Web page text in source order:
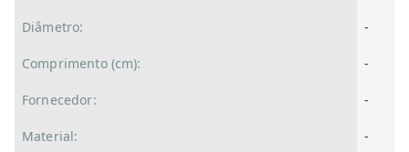
Diâmetro: -
Comprimento (cm): -
Fornecedor: -
Material: -